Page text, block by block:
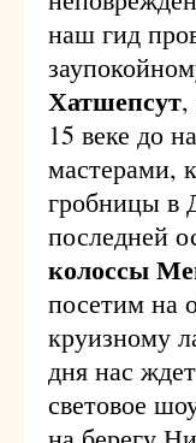
наш гид
Хатшепсут,
15 веке до
мастерами,
гробницы в
последней
колоссы
посетим на
круизному
дня нас
световое